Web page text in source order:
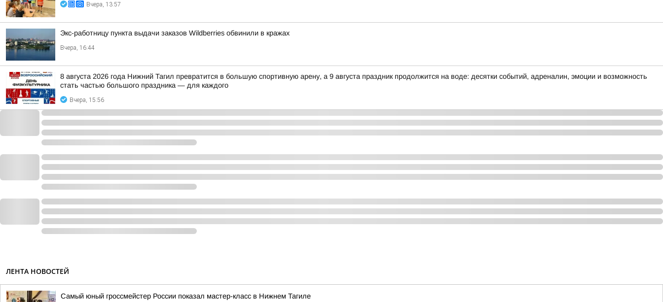
Вчера, 13:57
Экс-работницу пункта выдачи заказов Wildberries обвинили в кражах
Вчера, 16:44
8 августа 2026 года Нижний Тагил превратится в большую спортивную арену, а 9 августа праздник продолжится на воде: десятки событий, адреналин, эмоции и возможность
стать частью большого праздника — для каждого
Вчера, 15:56
ЛЕНТА НОВОСТЕЙ
Самый юный гроссмейстер России показал мастер-класс в Нижнем Тагиле